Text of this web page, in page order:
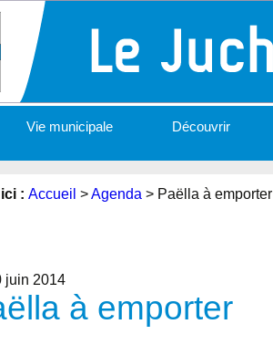
Vie municipale Découvrir
: Accueil >Agenda > Paëlla à emporter
juin 2014
à emporter